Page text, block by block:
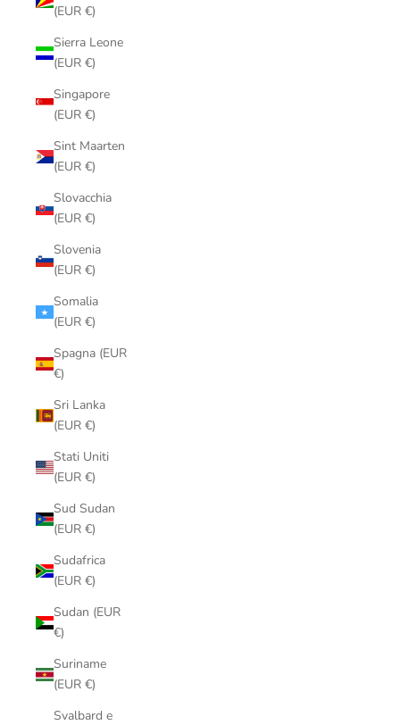
(EUR €)
Sierra Leone
(EUR €)
Singapore
(EUR €)
Sint Maarten
(EUR €)
Slovacchia
(EUR €)
Slovenia
(EUR €)
Somalia
(EUR €)
Spagna (EUR
€)
Sri Lanka
(EUR €)
Stati Uniti
(EUR €)
Sud Sudan
(EUR €)
Sudafrica
(EUR €)
Sudan (EUR
€)
Suriname
(EUR €)
Svalbard e